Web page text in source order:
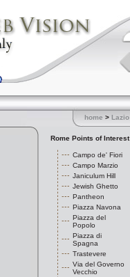
home > Lazio
Rome Points of Interest
Campo de' Fiori
Campo Marzio
Janiculum Hill
Jewish Ghetto
Pantheon
Piazza Navona
Piazza del
Popolo
Piazza di
Spagna
Trastevere
Via del Governo
Vecchio